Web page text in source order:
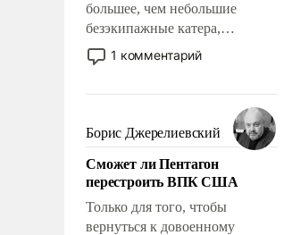
большее, чем небольшие
безэкипажные катера,
применение которых уже
стало обыденностью. Задача по
сложна и амбициозна. Однако
и ее реализация радикально
поднимет наши боевые
возможности.
1 комментарий
Борис Джерелиевский
Сможет ли Пентагон
перестроить ВПК США
Только для того, чтобы
вернуться к довоенному